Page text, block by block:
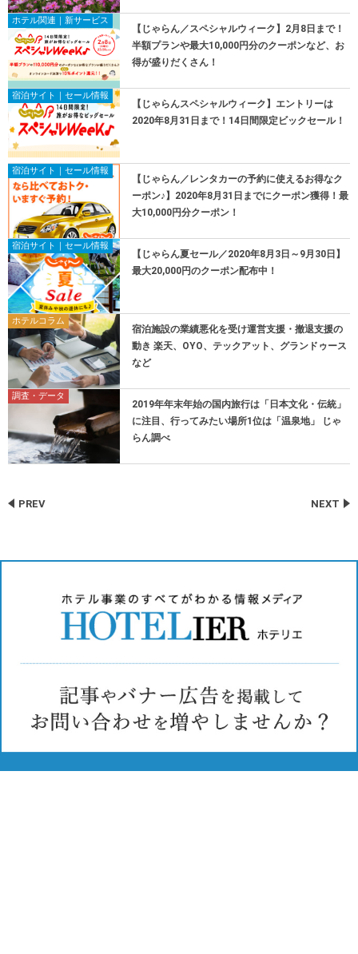
ホテル関連｜新サービス
【じゃらん／スペシャルウィーク】2月8日まで！
半額プランや最大10,000円分のクーポンなど、お
得が盛りだくさん！
宿泊サイト｜セール情報
【じゃらんスペシャルウィーク】エントリーは
2020年8月31日まで！14日間限定ビックセール！
宿泊サイト｜セール情報
【じゃらん／レンタカーの予約に使えるお得なク
ーポン♪】2020年8月31日までにクーポン獲得！最
大10,000円分クーポン！
宿泊サイト｜セール情報
【じゃらん夏セール／2020年8月3日～9月30日】
最大20,000円のクーポン配布中！
ホテルコラム
宿泊施設の業績悪化を受け運営支援・撤退支援の
動き 楽天、OYO、テックアット、グランドゥース
など
調査・データ
2019年年末年始の国内旅行は「日本文化・伝統」
に注目、行ってみたい場所1位は「温泉地」 じゃ
らん調べ
PREV NEXT